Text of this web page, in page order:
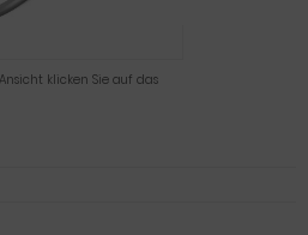
klicken Sie auf das